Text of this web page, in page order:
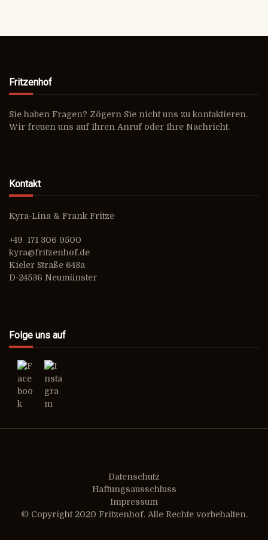
Fritzenhof
Sie haben Fragen? Zögern Sie nicht uns zu kontaktieren.
Wir freuen uns auf Ihren Anruf oder Ihre Nachricht.
Kontakt
Kyra-Lina & Frank Fritze
+49 171 306 9500
kyra@fritzenhof.de
Kieler Straße 648a
D-24536 Neumünster
Folge uns auf
Datenschutz
Haftungsausschluss
Impressum
© Copyright 2020 Fritzenhof. Alle Rechte vorbehalten.